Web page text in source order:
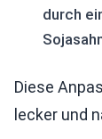
durch
Diese
lecker und